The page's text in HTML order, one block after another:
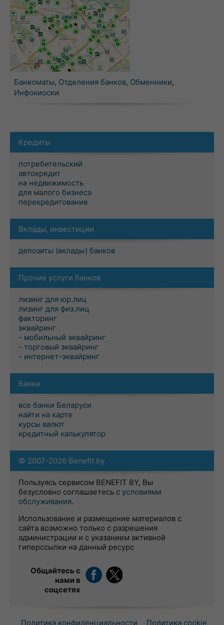
Банкоматы, Отделения банков, Обменники,
Инфокиоски
Кредиты
потребительский
автокредит
на недвижимость
для малого бизнеса
перекредитование
Вклады, инвестиции
депозиты (вклады) банков
Прочие услуги банков
лизинг для юр.лиц
лизинг для физ.лиц
факторинг
эквайринг
- мобильный эквайринг
- торговый эквайринг
- интернет-эквайринг
Банки
все банки Беларуси
найти на карте
курсы валют
кредитный калькулятор
© 2007-2026 Benefit.by
Пользуясь сервисом BENEFIT BY, Вы
безусловно соглашаетесь с условиями
обслуживания.
Использование и размещение материалов с
сайта возможно только с разрешения
администрации и с указанием активной
гиперссылки на данный ресурс
Общайтесь с
нами в
соцсетях
Политика конфиденциальности Политика cookie